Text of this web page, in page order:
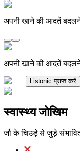
अपनी खाने की आदतें
अपनी खाने की आदतें
Listonic प्राप्त करें
स्वास्थ्य जोखिम
जौ के चिउड़े से जुड़े